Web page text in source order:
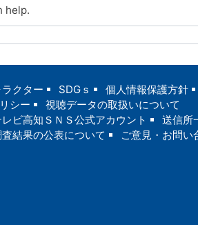
help.
クター SDGｓ
個人情報保護方針
シー
視聴データの取扱いについて
レビ高知ＳＮＳ公式アカウント
送信所
結果の公表について ご意見・お問い